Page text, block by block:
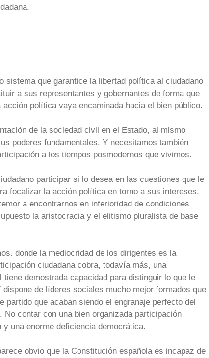
sistema que garantice la libertad política al ciudadano
a sus representantes y gobernantes de forma que
política vaya encaminada hacia el bien público.
de la sociedad civil en el Estado, al mismo
poderes fundamentales. Y necesitamos también
a los tiempos posmodernos que vivimos.
participar si lo desea en las cuestiones que le
focalizar la acción política en torno a sus intereses.
a encontrarnos en inferioridad de condiciones
la aristocracia y el elitismo pluralista de base
donde la mediocridad de los dirigentes es la
ciudadana cobra, todavía más, una
demostrada capacidad para distinguir lo que le
de líderes sociales mucho mejor formados que
partido que acaban siendo el engranaje perfecto del
contar con una bien organizada participación
una enorme deficiencia democrática.
obvio que la Constitución española es incapaz de